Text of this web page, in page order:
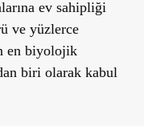
ev sahipliği
ve yüzlerce
en biyolojik
biri olarak kabul